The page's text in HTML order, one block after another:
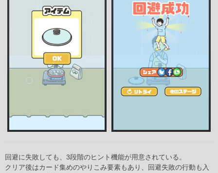
回避に失敗しても、3段階のヒント機能が用意されている。
クリア後はカード集めのやりこみ要素もあり、回避失敗の行動も入